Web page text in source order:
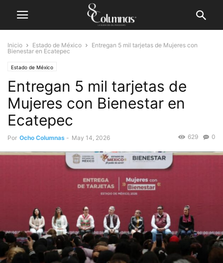
Inicio Estado de México
Entregan 5 mil tarjetas de Mujeres con
Bienestar en Ecatepec
Estado de México
Entregan 5 mil tarjetas de
Mujeres con Bienestar en
Ecatepec
Por Ocho Columnas - May 14, 2026 0
629